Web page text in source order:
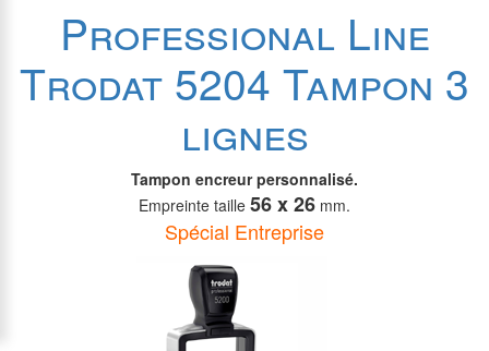
Professional Line
Trodat 5204 Tampon 3
lignes
Tampon encreur personnalisé.
Empreinte taille 56 x 26 mm.
Spécial Entreprise